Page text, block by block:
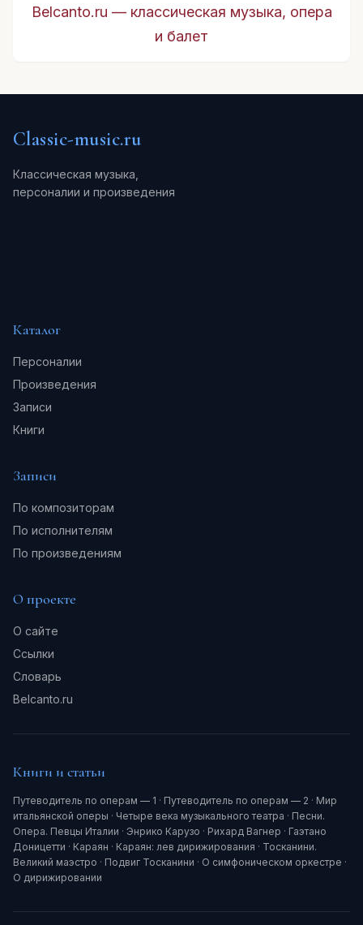
Belcanto.ru — классическая музыка, опера
и балет
Classic-music.ru
Классическая музыка,
персоналии и произведения
Каталог
Персоналии
Произведения
Записи
Книги
Записи
По композиторам
По исполнителям
По произведениям
О проекте
О сайте
Ссылки
Словарь
Belcanto.ru
Книги и статьи
Путеводитель по операм — 1 · Путеводитель по операм — 2 · Мир
итальянской оперы · Четыре века музыкального театра · Песни.
Опера. Певцы Италии · Энрико Карузо · Рихард Вагнер · Гаэтано
Доницетти · Караян · Караян: лев дирижирования · Тосканини.
Великий маэстро · Подвиг Тосканини · О симфоническом оркестре ·
О дирижировании